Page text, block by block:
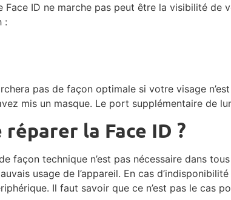
ID ne marche pas peut être la visibilité
:
pas de façon optimale si votre visage
mis un masque. Le port supplémentaire de
la Face ID ?
façon technique n’est pas nécessaire dans
usage de l’appareil. En cas
Il faut savoir que ce n’est pas le cas